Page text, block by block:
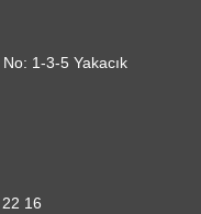
1-3-5 Yakacık
16